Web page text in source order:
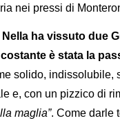
nei pressi di
ha vissuto due
è stata la
solido, indissolubile,
e, con un pizzico di
maglia”. Come darle